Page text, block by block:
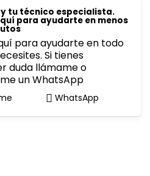
tu técnico especialista.
para ayudarte en menos
para ayudarte en todo
Si tienes
duda llámame o
un WhatsApp
WhatsApp